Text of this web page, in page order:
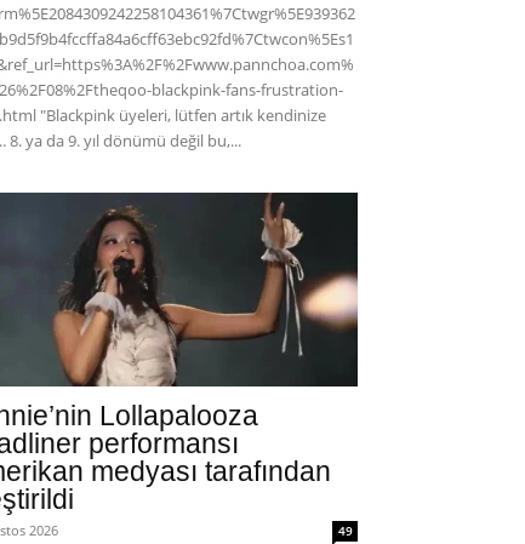
blackpink-fans-frustration-
"Blackpink üyeleri, lütfen artık kendinize
8. ya da 9. yıl dönümü değil bu,...
Lollapalooza
performansı
medyası tarafından
2026 49